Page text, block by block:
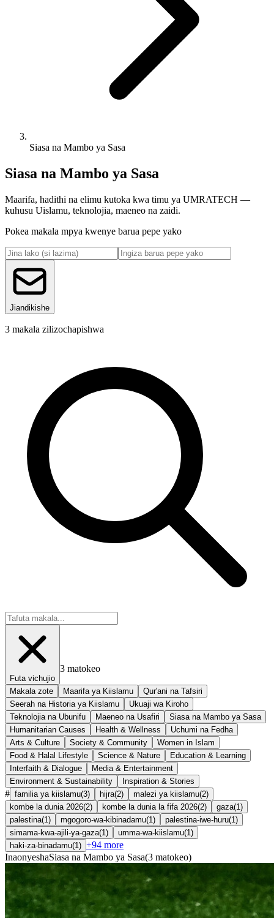
Siasa na Mambo ya Sasa
Siasa na Mambo ya Sasa
Maarifa, hadithi na elimu kutoka kwa timu ya UMRATECH —
kuhusu Uislamu, teknolojia, maeneo na zaidi.
Pokea makala mpya kwenye barua pepe yako
Jiandikishe
3 makala zilizochapishwa
Futa vichujio
3 matokeo
Makala zote Maarifa ya Kiislamu
Qur'ani na Tafsiri
Seerah na Historia ya Kiislamu
Ukuaji wa Kiroho
Teknolojia na Ubunifu
Maeneo na Usafiri
Siasa na Mambo ya Sasa
Humanitarian Causes
Health & Wellness
Uchumi na Fedha
Arts & Culture
Society & Community
Women in Islam
Food & Halal Lifestyle
Science & Nature
Education & Learning
Interfaith & Dialogue
Media & Entertainment
Environment & Sustainability
Inspiration & Stories
# familia ya kiislamu(3) hijra(2) malezi ya kiislamu(2)
kombe la dunia 2026(2) kombe la dunia la fifa 2026(2) gaza(1 )
palestina(1 ) mgogoro-wa-kibinadamu(1 ) palestina-iwe-huru(1 )
simama-kwa-ajili-ya-gaza(1 ) umma-wa-kiislamu(1 )
haki-za-binadamu(1 ) +94 more
InaonyeshaSiasa na Mambo ya Sasa(3 matokeo)